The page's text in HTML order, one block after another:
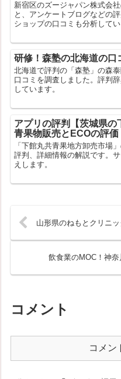
新宿区のズージャパン株式会
と、アンケートブログなどの
ショップの口コミも分析してい
研修！森塾の北海道の口
北海道で評判の「森塾」の森
口コミを調査しました。評判
しています。
アプリの評判【茨城県の
青果物販売とECOの評価
「下館丸共青果地方卸売市場
評判、詳細情報の解説です。
えします。
山形県のねもとクリニ
飲食業のMOC！神
コメント
コメン